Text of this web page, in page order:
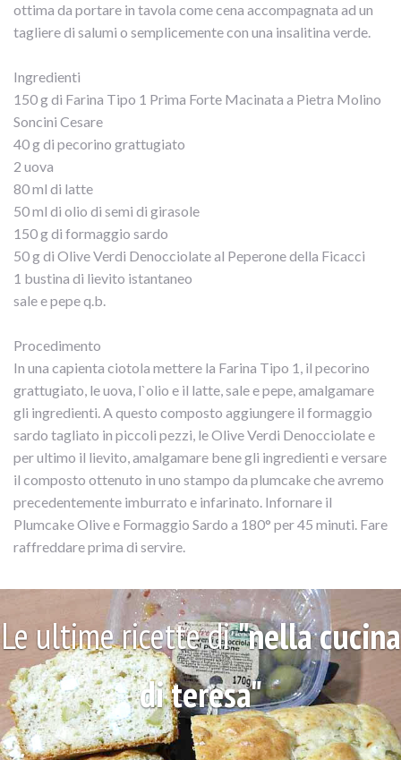
ottima da portare in tavola come cena accompagnata ad un
tagliere di salumi o semplicemente con una insalitina verde.
Ingredienti
150 g di Farina Tipo 1 Prima Forte Macinata a Pietra Molino
Soncini Cesare
40 g di pecorino grattugiato
2 uova
80 ml di latte
50 ml di olio di semi di girasole
150 g di formaggio sardo
50 g di Olive Verdi Denocciolate al Peperone della Ficacci
1 bustina di lievito istantaneo
sale e pepe q.b.
Procedimento
In una capienta ciotola mettere la Farina Tipo 1, il pecorino
grattugiato, le uova, l`olio e il latte, sale e pepe, amalgamare
gli ingredienti. A questo composto aggiungere il formaggio
sardo tagliato in piccoli pezzi, le Olive Verdi Denocciolate e
per ultimo il lievito, amalgamare bene gli ingredienti e versare
il composto ottenuto in uno stampo da plumcake che avremo
precedentemente imburrato e infarinato. Infornare il
Plumcake Olive e Formaggio Sardo a 180° per 45 minuti. Fare
raffreddare prima di servire.
Le ultime ricette di"nella cucina
di teresa"